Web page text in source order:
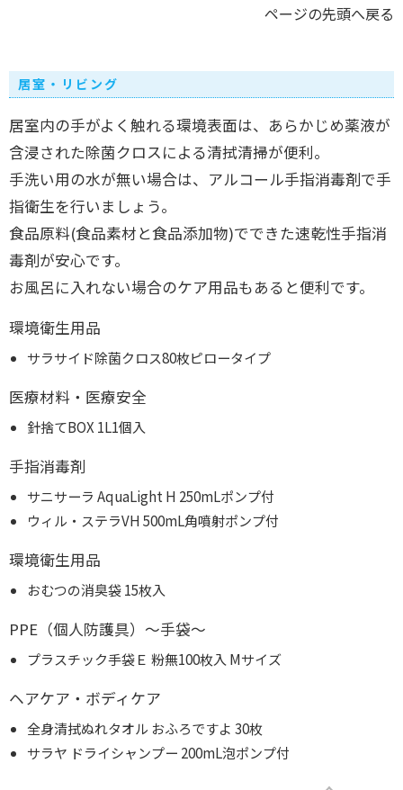
ページの先頭へ戻る
居室・リビング
居室内の手がよく触れる環境表面は、あらかじめ薬液が
含浸された除菌クロスによる清拭清掃が便利。
手洗い用の水が無い場合は、アルコール手指消毒剤で手
指衛生を行いましょう。
食品原料(食品素材と食品添加物)でできた速乾性手指消
毒剤が安心です。
お風呂に入れない場合のケア用品もあると便利です。
環境衛生用品
サラサイド除菌クロス80枚ピロータイプ
医療材料・医療安全
針捨てBOX 1L1個入
手指消毒剤
サニサーラ AquaLight H 250mLポンプ付
ウィル・ステラVH 500mL角噴射ポンプ付
環境衛生用品
おむつの消臭袋 15枚入
PPE（個人防護具）～手袋～
プラスチック手袋Ｅ 粉無100枚入 Mサイズ
ヘアケア・ボディケア
全身清拭ぬれタオル おふろですよ 30枚
サラヤ ドライシャンプー 200mL泡ポンプ付